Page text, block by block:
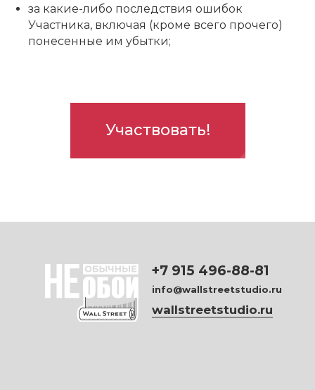
за какие-либо последствия ошибок
Участника, включая (кроме всего прочего)
понесенные им убытки;
Участвовать!
+7 915 496-88-81
info@wallstreetstudio.ru
wallstreetstudio.ru